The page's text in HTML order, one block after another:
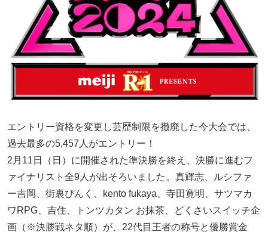
エントリー資格を変更し芸歴制限を撤廃した今大会では、
過去最多の5,457人がエントリー！
2月11日（日）に開催された準決勝を終え、決勝に進むフ
ァイナリスト全9人が出そろいました。真輝志、ルシファ
ー吉岡、街裏ぴんく、kento fukaya、寺田寛明、サツマカ
ワRPG、吉住、トンツカタン お抹茶、どくさいスイッチ企
画（※決勝戦ネタ順）が、22代目王者の称号と優勝賞金